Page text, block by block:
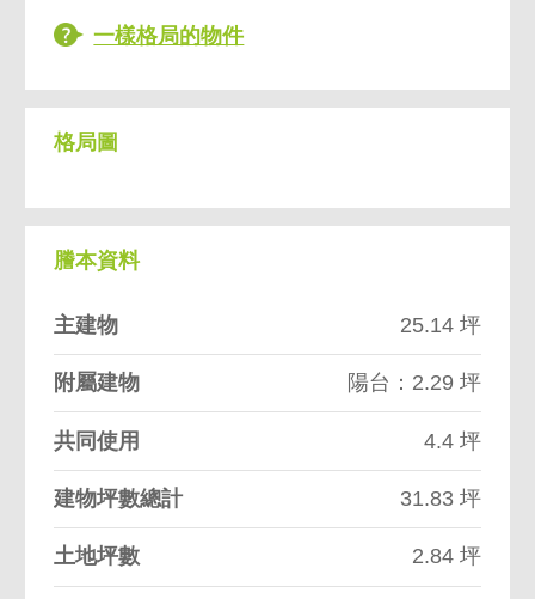
一樣格局的物件
格局圖
謄本資料
主建物 25.14 坪
附屬建物 陽台：2.29 坪
共同使用 4.4 坪
建物坪數總計 31.83 坪
土地坪數 2.84 坪